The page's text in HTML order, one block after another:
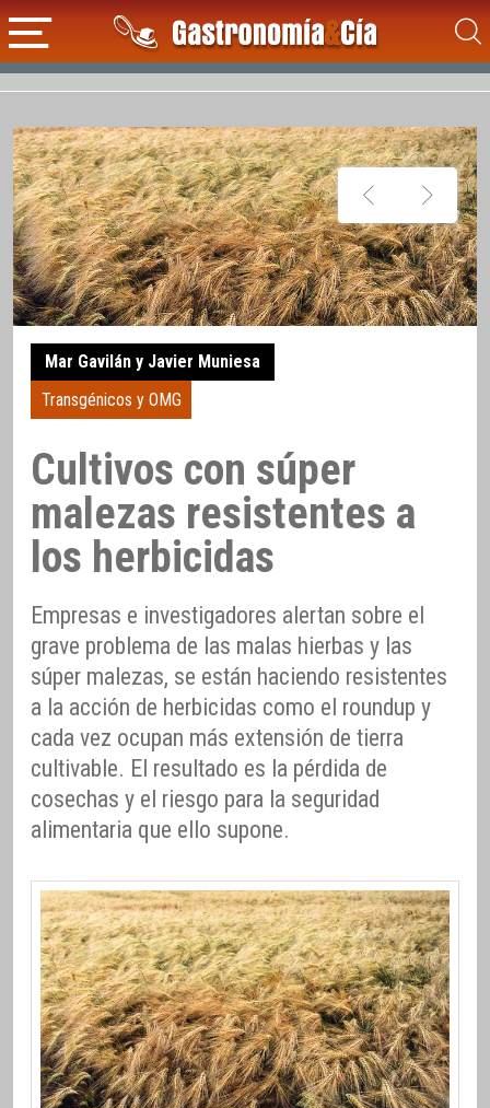
Mar Gavilán y Javier Muniesa
Transgénicos y OMG
Cultivos con súper
malezas resistentes a
los herbicidas
Empresas e investigadores alertan sobre el
grave problema de las malas hierbas y las
súper malezas, se están haciendo resistentes
a la acción de herbicidas como el roundup y
cada vez ocupan más extensión de tierra
cultivable. El resultado es la pérdida de
cosechas y el riesgo para la seguridad
alimentaria que ello supone.